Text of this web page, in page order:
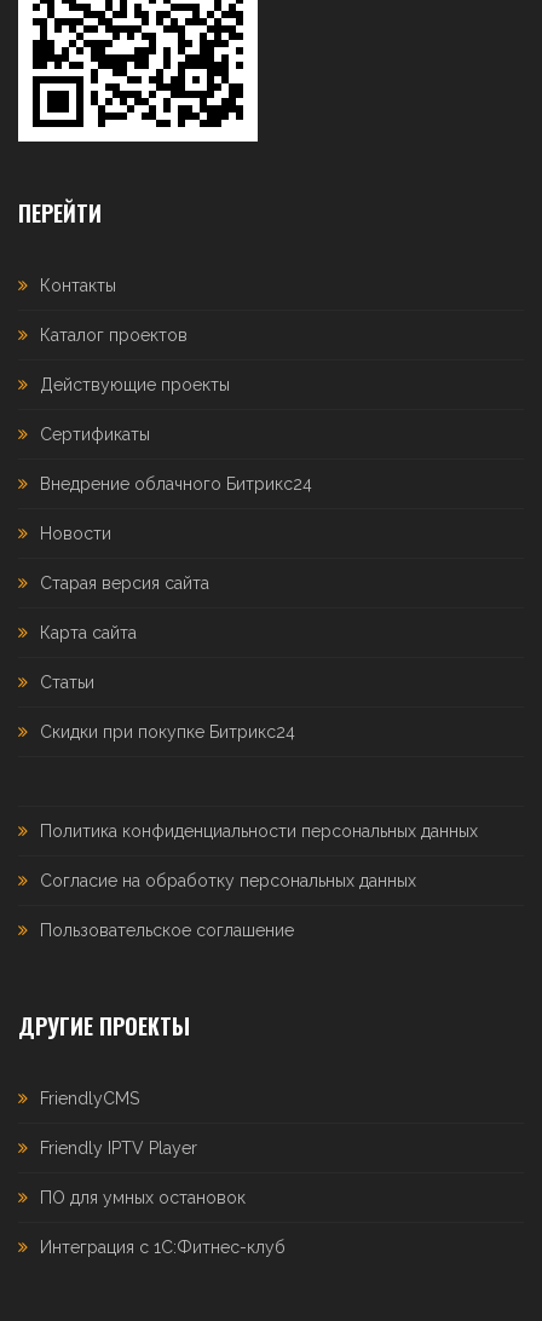
ПЕРЕЙТИ
Контакты
Каталог проектов
Действующие проекты
Сертификаты
Внедрение облачного Битрикс24
Новости
Старая версия сайта
Карта сайта
Статьи
Скидки при покупке Битрикс24
Политика конфиденциальности персональных данных
Согласие на обработку персональных данных
Пользовательское соглашение
ДРУГИЕ ПРОЕКТЫ
FriendlyCMS
Friendly IPTV Player
ПО для умных остановок
Интеграция с 1С:Фитнес-клуб